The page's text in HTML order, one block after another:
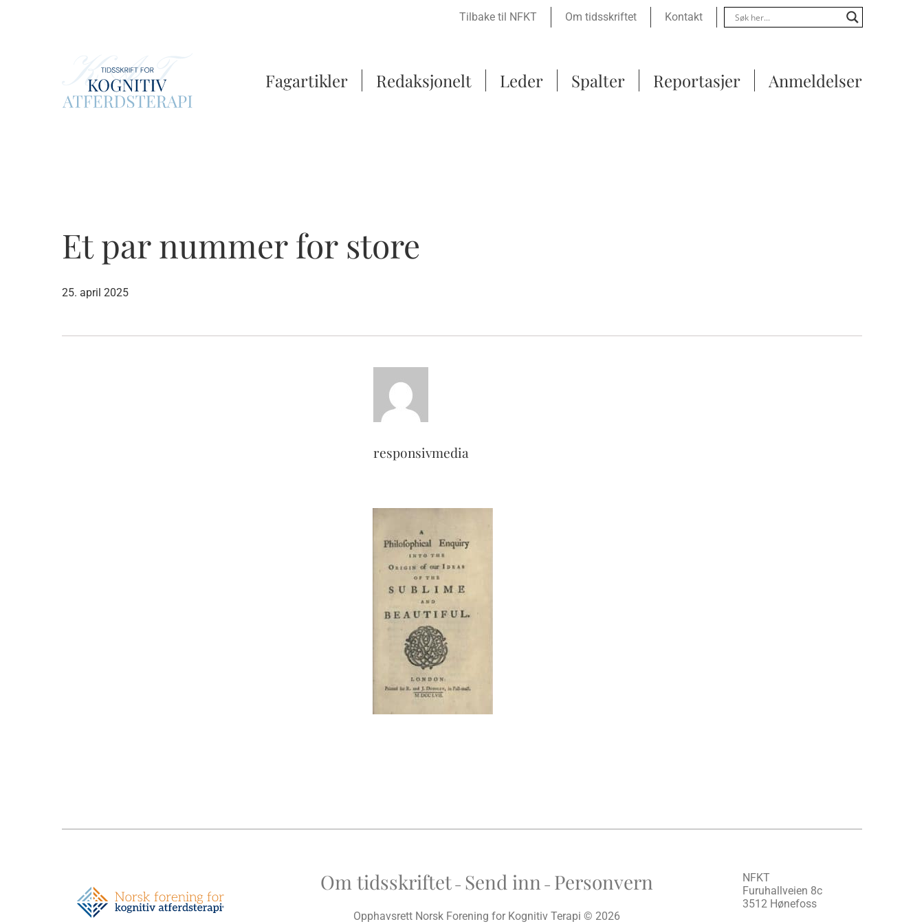
Tilbake til NFKT Om tidsskriftet Kontakt
Fagartikler Redaksjonelt Leder Spalter Reportasjer Anmeldelser
Et par nummer for store
25. april 2025
responsivmedia
Om tidsskriftet– Send inn – Personvern
Opphavsrett Norsk Forening for Kognitiv Terapi © 2026
NFKT
Furuhallveien 8c
3512 Hønefoss